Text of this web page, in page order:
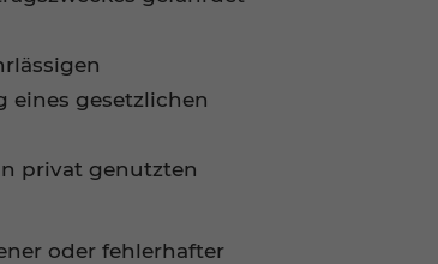
eines gesetzlichen
privat genutzten
oder fehlerhafter